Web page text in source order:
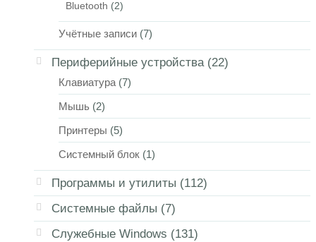
Bluetooth (2)
Учётные записи (7)
Периферийные устройства(22)
Клавиатура(7)
Мышь (2)
Принтеры (5)
Системный блок (1)
Программы и утилиты (112)
Системные файлы (7)
Служебные Windows (131)